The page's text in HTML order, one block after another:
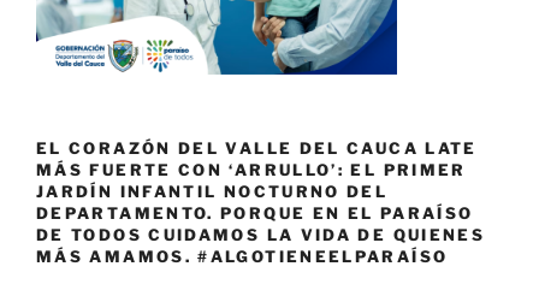
EL CORAZÓN DEL VALLE DEL CAUCA LATE
MÁS FUERTE CON ‘ARRULLO’: EL PRIMER
JARDÍN INFANTIL NOCTURNO DEL
DEPARTAMENTO. PORQUE EN EL PARAÍSO
DE TODOS CUIDAMOS LA VIDA DE QUIENES
MÁS AMAMOS. #ALGOTIENEELPARAÍSO